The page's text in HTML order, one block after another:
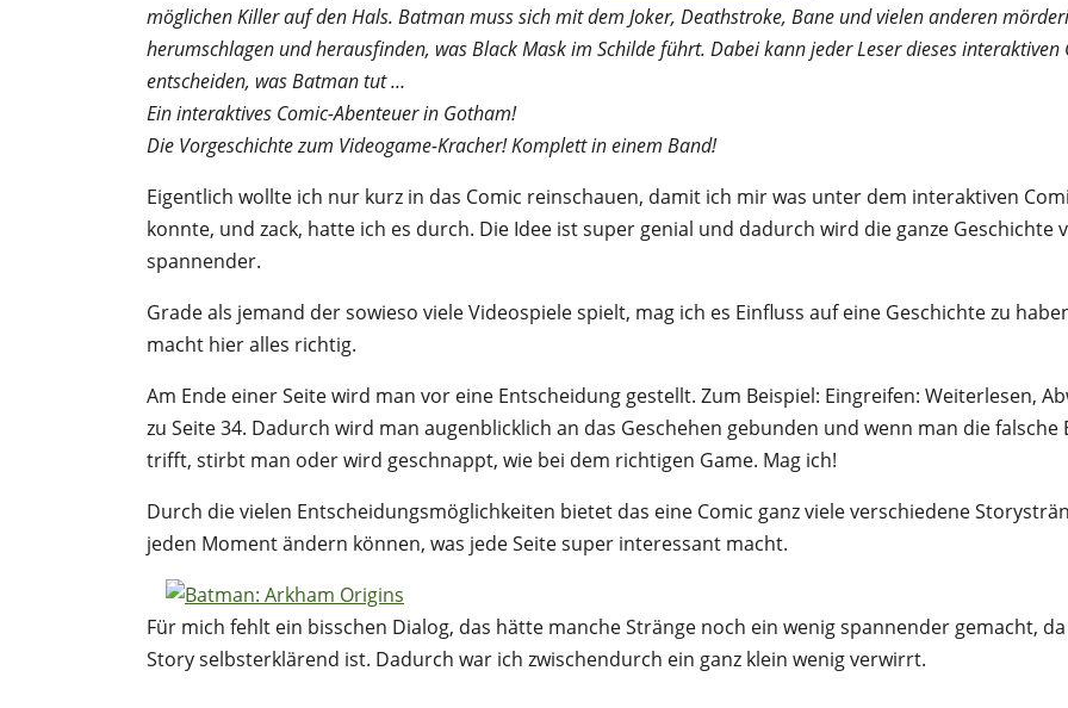
möglichen Killer auf den Hals. Batman muss sich mit dem Joker, Deathstroke, Bane und vielen anderen
herumschlagen und herausfinden, was Black Mask im Schilde führt. Dabei kann jeder Leser dieses interaktiven
entscheiden, was Batman tut …
Ein interaktives Comic-Abenteuer in Gotham!
Die Vorgeschichte zum Videogame-Kracher! Komplett in einem Band!
Eigentlich wollte ich nur kurz in das Comic reinschauen, damit ich mir was unter dem interaktiven
konnte, und zack, hatte ich es durch. Die Idee ist super genial und dadurch wird die ganze Geschichte
spannender.
Grade als jemand der sowieso viele Videospiele spielt, mag ich es Einfluss auf eine Geschichte zu h
macht hier alles richtig.
Am Ende einer Seite wird man vor eine Entscheidung gestellt. Zum Beispiel: Eingreifen: Weiterlesen,
zu Seite 34. Dadurch wird man augenblicklich an das Geschehen gebunden und wenn man die falsche
trifft, stirbt man oder wird geschnappt, wie bei dem richtigen Game. Mag ich!
Durch die vielen Entscheidungsmöglichkeiten bietet das eine Comic ganz viele verschiedene
jeden Moment ändern können, was jede Seite super interessant macht.
Für mich fehlt ein bisschen Dialog, das hätte manche Stränge noch ein wenig spannender gemacht,
Story selbsterklärend ist. Dadurch war ich zwischendurch ein ganz klein wenig verwirrt.